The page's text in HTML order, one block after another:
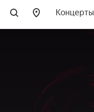
Концерты